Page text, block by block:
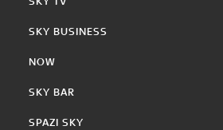
SKY BUSINESS
NOW
SKY BAR
SPAZI SKY